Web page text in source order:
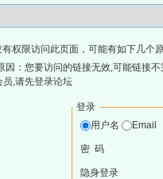
权限访问此页面，可能有如下几个
因：您要访问的链接无效,可能链接
,请先登录论坛
登录
用户名
Email
密 码
隐身登录